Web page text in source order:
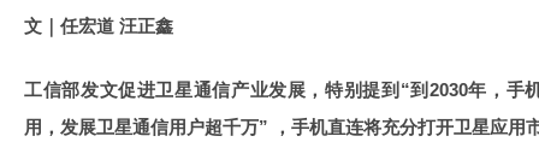
文｜任宏道 汪正鑫
工信部发文促进卫星通信产业发展，特别提到“到2030年，手
用，发展卫星通信用户超千万” ，手机直连将充分打开卫星应用